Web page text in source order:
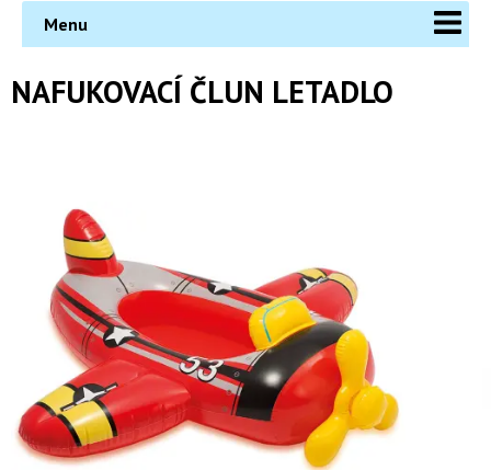
Menu
NAFUKOVACÍ ČLUN LETADLO